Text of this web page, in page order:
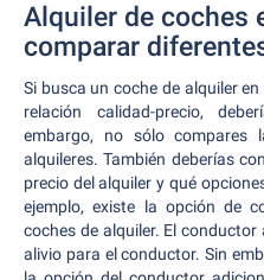
Alquiler de coches
comparar
Si busca un coche de alquiler
relación calidad-precio,
embargo, no sólo
alquileres. También deberías
precio del alquiler y qué
ejemplo, existe la opción de
coches de alquiler. El
alivio para el conductor. Sin